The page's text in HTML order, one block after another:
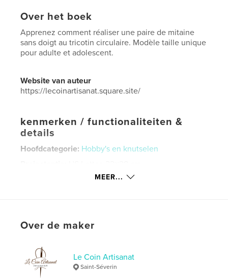
Over het boek
Apprenez comment réaliser une paire de mitaine
sans doigt au tricotin circulaire. Modèle taille unique
pour adulte et adolescent.
Website van auteur
https://lecoinartisanat.square.site/
kenmerken / functionaliteiten &
details
Hoofdcategorie: Hobby's en knutselen
Trefwoorden
MEER...
Over de maker
Le Coin Artisanat
Saint-Séverin